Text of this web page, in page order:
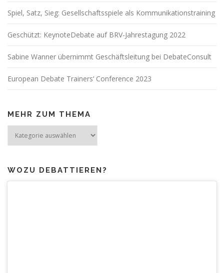
Spiel, Satz, Sieg: Gesellschaftsspiele als Kommunikationstraining
Geschützt: KeynoteDebate auf BRV-Jahrestagung 2022
Sabine Wanner übernimmt Geschäftsleitung bei DebateConsult
European Debate Trainers‘ Conference 2023
MEHR ZUM THEMA
zum
WOZU DEBATTIEREN?